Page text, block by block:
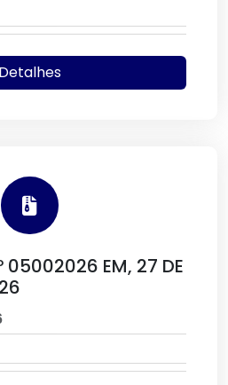
Detalhes
05002026 EM, 27 DE